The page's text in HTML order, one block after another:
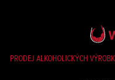
PRODEJ ALKOHOLICKÝCH